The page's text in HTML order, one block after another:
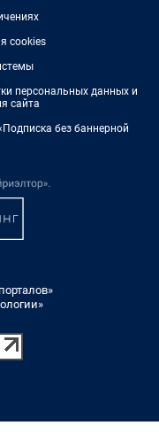
cookies
персональных данных и
сайта
без баннерной